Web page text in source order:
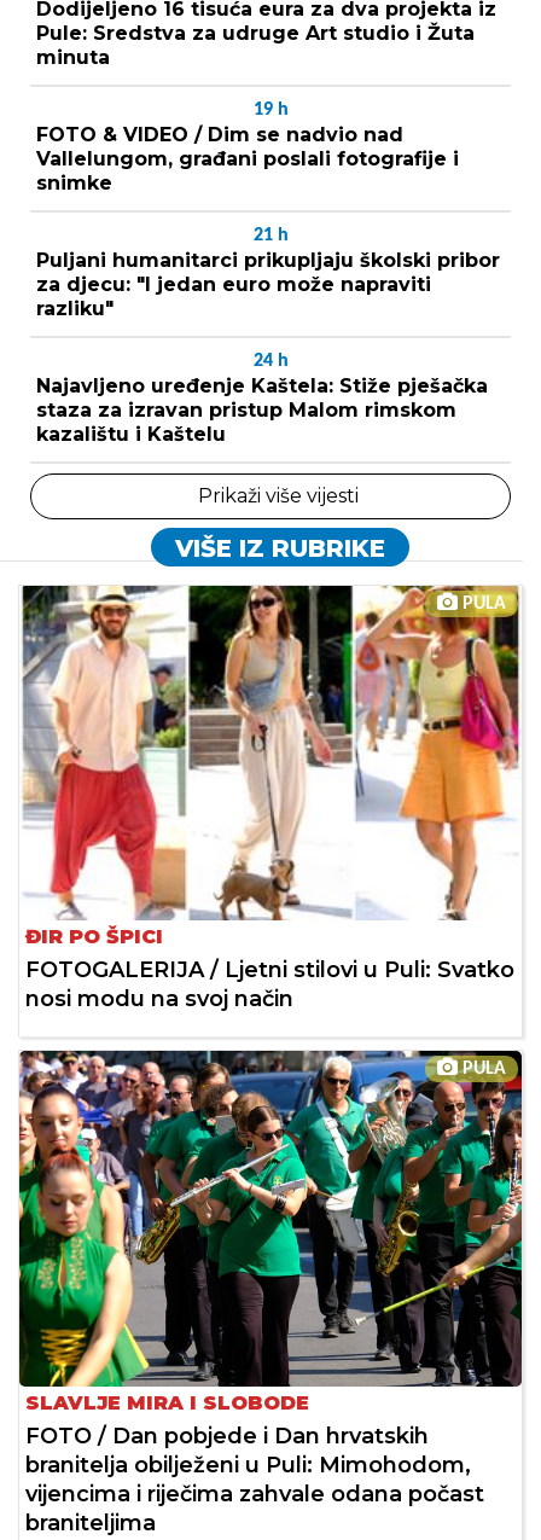
Dodijeljeno 16 tisuća eura za dva projekta iz
Pule: Sredstva za udruge Art studio i Žuta
minuta
19 h
FOTO & VIDEO / Dim se nadvio nad
Vallelungom, građani poslali fotografije i
snimke
21 h
Puljani humanitarci prikupljaju školski pribor
za djecu: "I jedan euro može napraviti
razliku"
24 h
Najavljeno uređenje Kaštela: Stiže pješačka
staza za izravan pristup Malom rimskom
kazalištu i Kaštelu
Prikaži više vijesti
VIŠE IZ RUBRIKE
PULA
ĐIR PO ŠPICI
FOTOGALERIJA / Ljetni stilovi u Puli: Svatko
nosi modu na svoj način
PULA
SLAVLJE MIRA I SLOBODE
FOTO / Dan pobjede i Dan hrvatskih
branitelja obilježeni u Puli: Mimohodom,
vijencima i riječima zahvale odana počast
braniteljima